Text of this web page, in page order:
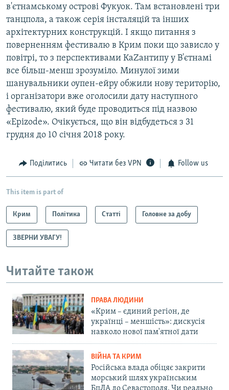
в'єтнамському острові Фукуок. Там встановлені три
танцпола, а також серія інсталяцій та інших
архітектурних конструкцій. І якщо питання з
поверненням фестивалю в Крим поки що зависло у
повітрі, то з перспективами КаZантипу у В'єтнамі
все більш-менш зрозуміло. Минулої зими
шанувальники оупен-ейру обжили нову територію,
і організатори вже оголосили дату наступного
фестивалю, який буде проводиться під назвою
«Epizode». Очікується, що він відбудеться з 31
грудня до 10 січня 2018 року.
Поділитись Читати без VPN Follow us
This item is part of
Крим Політика Статті Головне за добу
ЗВЕРНИ УВАГУ!
Читайте також
ПРАВА ЛЮДИНИ
«Крим – єдиний регіон, де
українці – меншість»: дискусія
навколо нової пам'ятної дати
ВІЙНА ТА КРИМ
Російська влада обіцяє закрити
морський шлях українським